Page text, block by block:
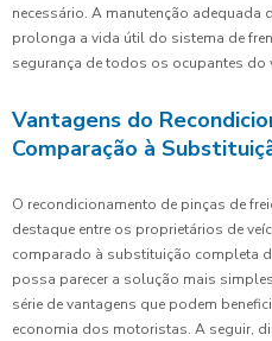
necessário. A manutenção adequada
prolonga a vida útil do sistema de
segurança de todos os ocupantes do
Vantagens do
Comparação à
O recondicionamento de pinças de
destaque entre os proprietários de
comparado à substituição completa
possa parecer a solução mais
série de vantagens que podem
economia dos motoristas. A seguir,